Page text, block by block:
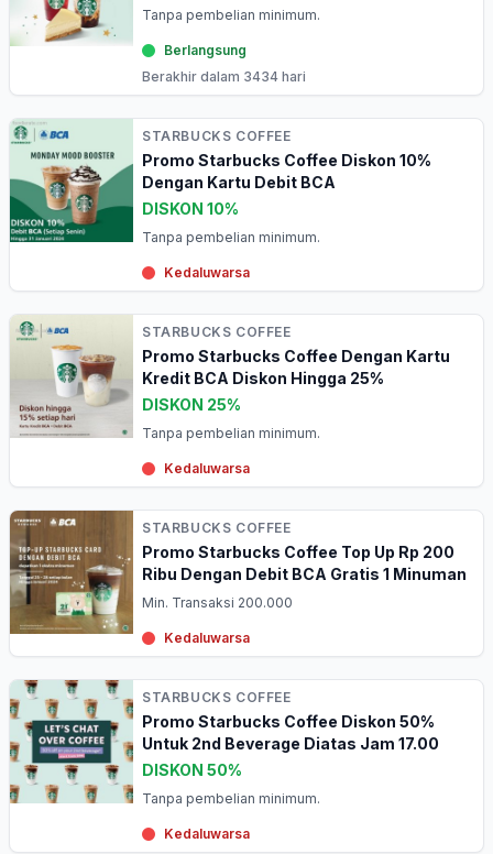
Tanpa pembelian minimum.
Berlangsung
Berakhir dalam 3434 hari
STARBUCKS COFFEE
Promo Starbucks Coffee Diskon 10%
Dengan Kartu Debit BCA
DISKON 10%
Tanpa pembelian minimum.
Kedaluwarsa
STARBUCKS COFFEE
Promo Starbucks Coffee Dengan Kartu
Kredit BCA Diskon Hingga 25%
DISKON 25%
Tanpa pembelian minimum.
Kedaluwarsa
STARBUCKS COFFEE
Promo Starbucks Coffee Top Up Rp 200
Ribu Dengan Debit BCA Gratis 1 Minuman
Min. Transaksi 200.000
Kedaluwarsa
STARBUCKS COFFEE
Promo Starbucks Coffee Diskon 50%
Untuk 2nd Beverage Diatas Jam 17.00
DISKON 50%
Tanpa pembelian minimum.
Kedaluwarsa